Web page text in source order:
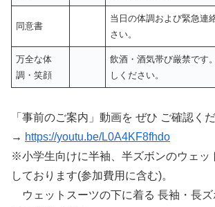
同意書
当日の体調および緊急連
さい。
万全な体
調・笑顔
飲酒・酒気帯び厳禁です
しください。
「事前のご案内」動画を ぜひ ご確認く
→ https://youtu.be/L0A4KF8fhdo
※小学生向けに半袖、半ズボンのウェッ
しております(参加費用に含む)。
ウェットスーツの下に着る 長袖・長ズ